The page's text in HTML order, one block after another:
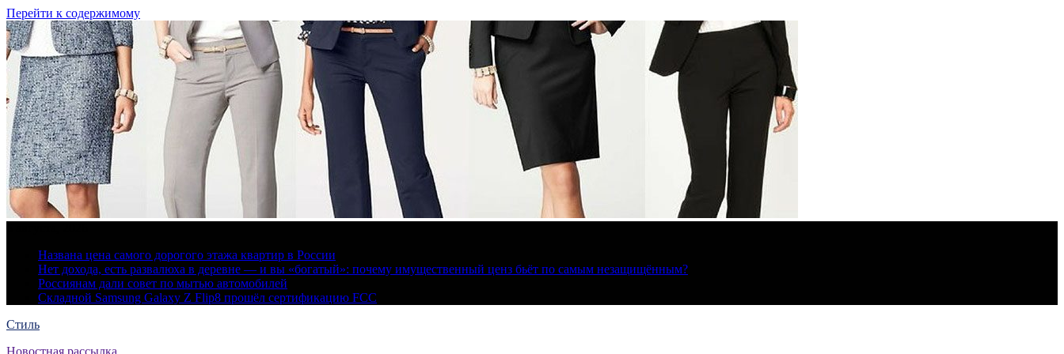
Перейти к содержимому
Названа цена самого дорогого этажа квартир в России
Нет дохода, есть развалюха в деревне — и вы «богатый»: почему имущественный ценз бьёт по самым незащищённым?
Россиянам дали совет по мытью автомобилей
Складной Samsung Galaxy Z Flip8 прошёл сертификацию FCC
Стиль
Новостная рассылка